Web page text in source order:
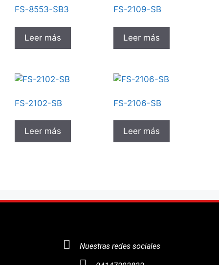
FS-8553-SB3
Leer más
FS-2109-SB
Leer más
FS-2102-SB
Leer más
FS-2106-SB
Leer más
Nuestras redes sociales